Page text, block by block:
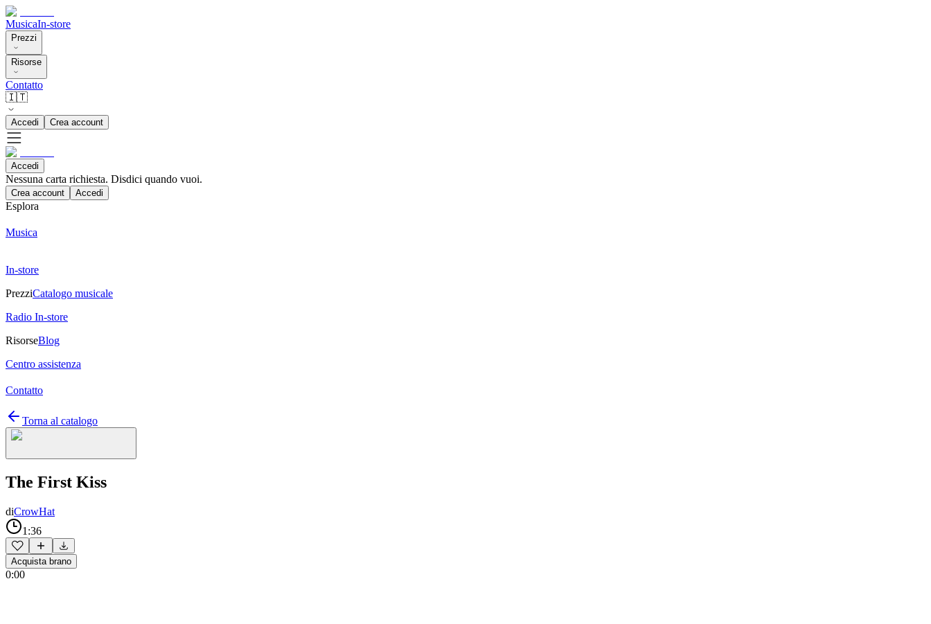
MusicaIn-store
Prezzi
Risorse
Contatto
🇮🇹
Accedi Crea account
Accedi
Nessuna carta richiesta. Disdici quando vuoi.
Crea account Accedi
Esplora
Musica
In-store
PrezziCatalogo musicale
Radio In-store
RisorseBlog
Centro assistenza
Contatto
Torna al catalogo
The First Kiss
diCrowHat
1:36
Acquista brano
0:00